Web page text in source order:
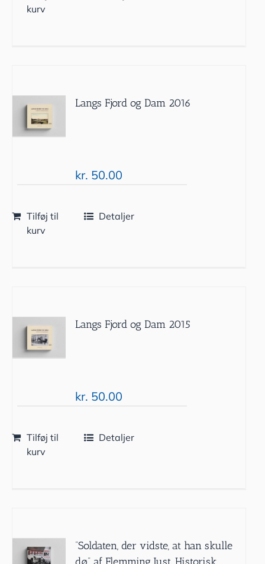
kurv
Langs Fjord og Dam 2016
kr. 50.00
Tilføj til
kurv
Detaljer
Langs Fjord og Dam 2015
kr. 50.00
Tilføj til
kurv
Detaljer
”Soldaten, der vidste, at han skulle